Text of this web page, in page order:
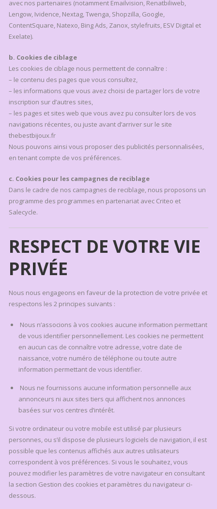
avec nos partenaires (notamment Emailvision, Renatbiliweb,
Lengow, Ividence, Nextag, Twenga, Shopzilla, Google,
ContentSquare, Natexo, Bing Ads, Zanox, stylefruits, ESV Digital et
Exelate).
b. Cookies de ciblage
Les cookies de ciblage nous permettent de connaître :
– le contenu des pages que vous consultez,
– les informations que vous avez choisi de partager lors de votre
inscription sur d’autres sites,
– les pages et sites web que vous avez pu consulter lors de vos
navigations récentes, ou juste avant d’arriver sur le site
thebestbijoux.fr
Nous pouvons ainsi vous proposer des publicités personnalisées,
en tenant compte de vos préférences.
c. Cookies pour les campagnes de reciblage
Dans le cadre de nos campagnes de reciblage, nous proposons un
programme des programmes en partenariat avec Criteo et
Salecycle.
RESPECT DE VOTRE VIE
PRIVÉE
Nous nous engageons en faveur de la protection de votre privée et
respectons les 2 principes suivants :
Nous n’associons à vos cookies aucune information permettant
de vous identifier personnellement. Les cookies ne permettent
en aucun cas de connaître votre adresse, votre date de
naissance, votre numéro de téléphone ou toute autre
information permettant de vous identifier.
Nous ne fournissons aucune information personnelle aux
annonceurs ni aux sites tiers qui affichent nos annonces
basées sur vos centres d’intérêt.
Si votre ordinateur ou votre mobile est utilisé par plusieurs
personnes, ou s’il dispose de plusieurs logiciels de navigation, il est
possible que les contenus affichés aux autres utilisateurs
correspondent à vos préférences. Si vous le souhaitez, vous
pouvez modifier les paramètres de votre navigateur en consultant
la section Gestion des cookies et paramètres du navigateur ci-
dessous.